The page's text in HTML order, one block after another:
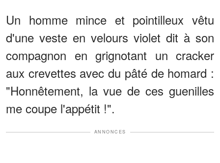
Un homme mince et pointilleux vêtu
d'une veste en velours violet dit à son
compagnon en grignotant un cracker
aux crevettes avec du pâté de homard :
"Honnêtement, la vue de ces guenilles
me coupe l'appétit !".
ANNONCES